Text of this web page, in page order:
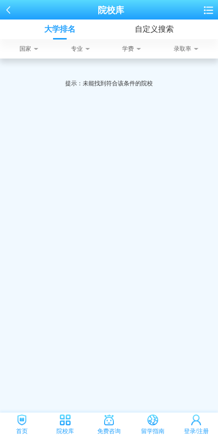
院校库
大学排名 自定义搜索
国家 专业 学费 录取率
提示：未能找到符合该条件的院校
首页 院校库 免费咨询 留学指南 登录/注册